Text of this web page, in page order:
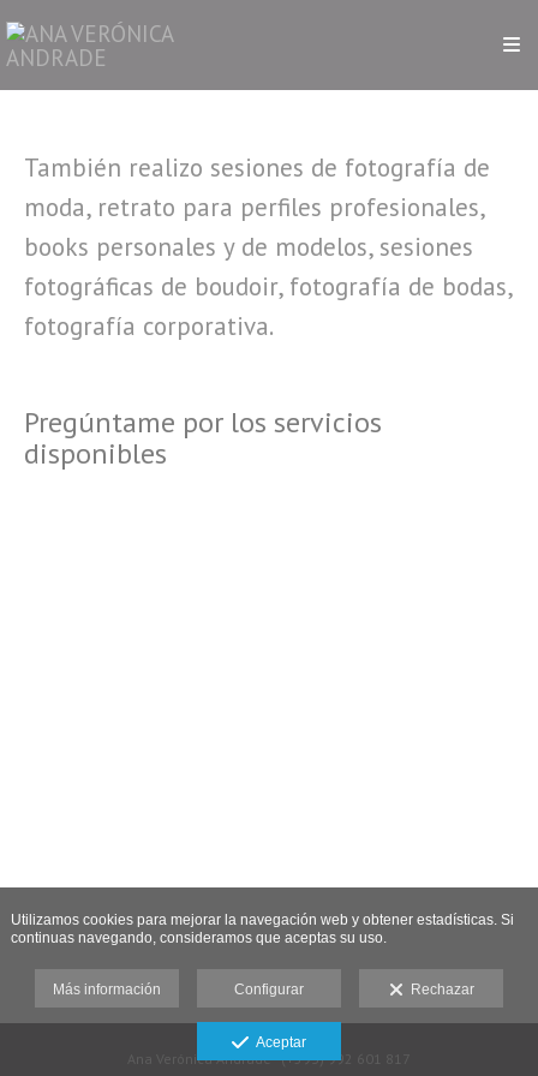
También realizo sesiones de fotografía de
moda, retrato para perfiles profesionales,
books personales y de modelos, sesiones
fotográficas de boudoir, fotografía de bodas,
fotografía corporativa.
Pregúntame por los servicios
disponibles
Ana Verónica Andrade - (+593) 992 601 817
Utilizamos cookies para mejorar la navegación web y obtener estadísticas. Si
continuas navegando, consideramos que aceptas su uso.
Más información Configurar Rechazar
Aceptar